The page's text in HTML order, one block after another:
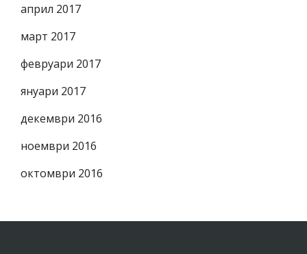
април 2017
март 2017
февруари 2017
януари 2017
декември 2016
ноември 2016
октомври 2016